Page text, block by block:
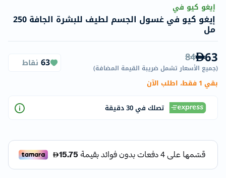
إيغو كيو في
إيغو كيو في غسول الجسم لطيف للبشرة الجافة 250
مل
63
84
(جميع الأسعار تشمل ضريبة القيمة المضافة)
63 نقاط
بقي 1 فقط، اطلب الآن
تصلك في 30 دقيقة